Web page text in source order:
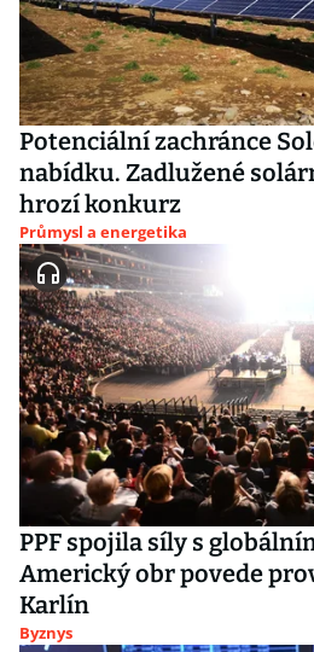
Potenciální zachránce
nabídku. Zadlužené
hrozí konkurz
Průmysl a energetika
PPF spojila síly s
Americký obr povede
Karlín
Byznys